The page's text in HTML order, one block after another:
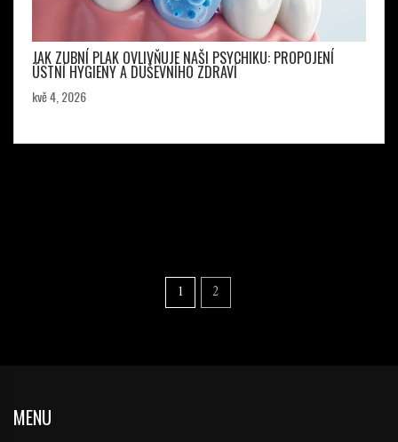
JAK ZUBNÍ PLAK OVLIVŇUJE NAŠI PSYCHIKU: PROPOJENÍ
ÚSTNÍ HYGIENY A DUŠEVNÍHO ZDRAVÍ
kvě 4, 2026
1 2
MENU